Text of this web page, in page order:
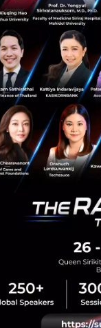
Media
Global Summit